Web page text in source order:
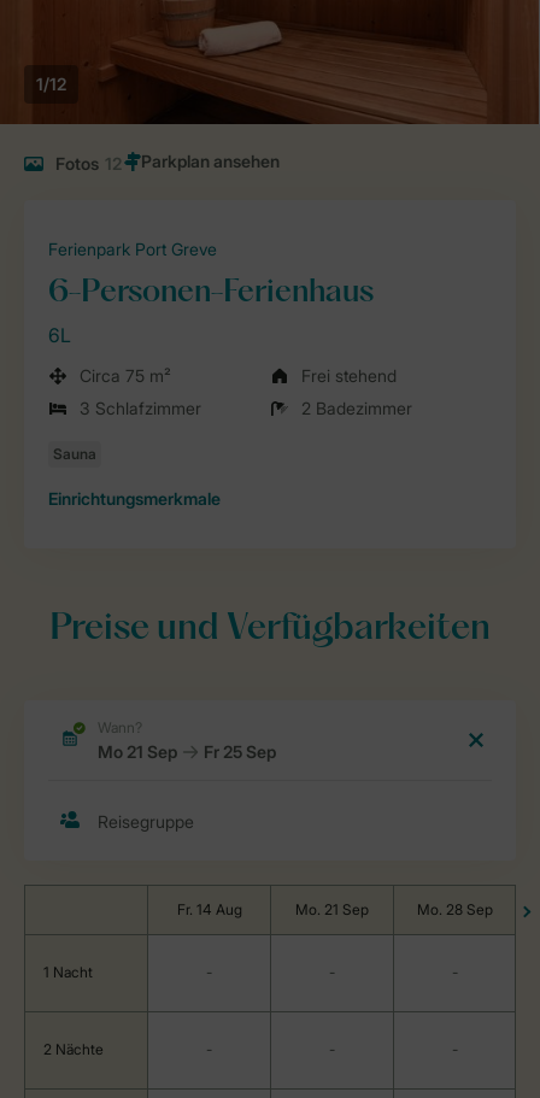
1/12
Fotos 12
Ferienpark Port Greve
6-Personen-Ferienhaus
6L
Circa 75 m²
Frei stehend
3 Schlafzimmer
2 Badezimmer
Einrichtungsmerkmale
Preise und Verfügbarkeiten
Fr. 14 Aug Mo. 21 Sep Mo. 28 Sep
1 Nacht - - -
2 Nächte - - -